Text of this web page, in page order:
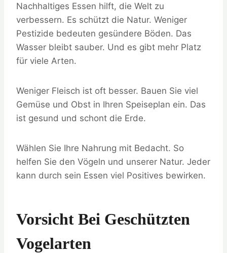
Nachhaltiges Essen hilft, die Welt zu
verbessern. Es schützt die Natur. Weniger
Pestizide bedeuten gesündere Böden. Das
Wasser bleibt sauber. Und es gibt mehr Platz
für viele Arten.
Weniger Fleisch ist oft besser. Bauen Sie viel
Gemüse und Obst in Ihren Speiseplan ein. Das
ist gesund und schont die Erde.
Wählen Sie Ihre Nahrung mit Bedacht. So
helfen Sie den Vögeln und unserer Natur. Jeder
kann durch sein Essen viel Positives bewirken.
Vorsicht Bei Geschützten
Vogelarten